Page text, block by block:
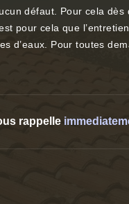
défaut. Pour cela
pour cela que
d’eaux. Pour toutes
rappelle